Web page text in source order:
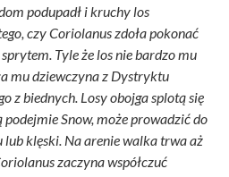
podupadł i kruchy los
czy Coriolanus zdoła pokonać
Tyle że los nie bardzo mu
mu dziewczyna z Dystryktu
z biednych. Losy obojga splotą się
Snow, może prowadzić do
klęski. Na arenie walka trwa aż
zaczyna współczuć